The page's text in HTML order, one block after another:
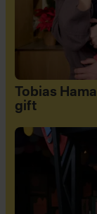
Tobias
gift